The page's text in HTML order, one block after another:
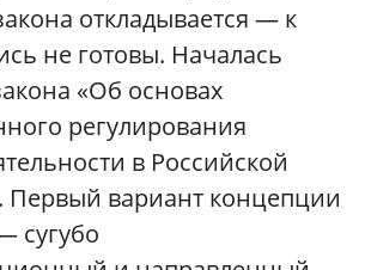
откладывается — к
не готовы. Началась
«Об основах
регулирования
в Российской
Первый вариант концепции
сугубо